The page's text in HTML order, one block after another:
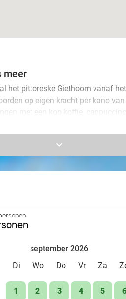
meer
het pittoreske Giethoorn vanaf
op eigen kracht per kano
met een kop koffie,
stap je in je 2- of 3-
waterdorp met een labyrint van
oever en de groene natuur waan
keyboard_arrow_down
september 2026
Di Wo Do Vr Za
1 2 3 4 5 6